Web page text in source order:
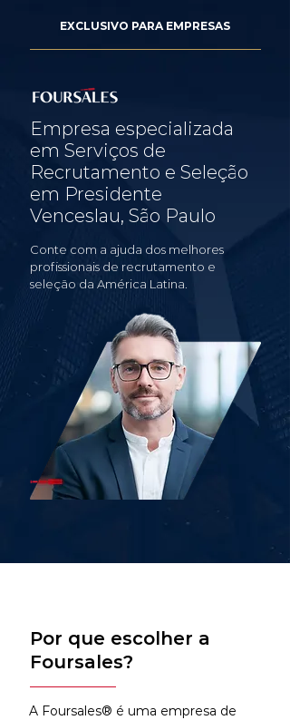
EXCLUSIVO PARA EMPRESAS
Empresa especializada
em Serviços de
Recrutamento e Seleção
em Presidente
Venceslau, São Paulo
Conte com a ajuda dos melhores
profissionais de recrutamento e
seleção da América Latina.
Por que escolher a
Foursales?
A Foursales® é uma empresa de